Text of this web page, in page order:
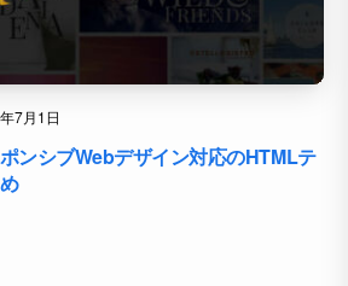
7月1日
ンシブWebデザイン対応のHTMLテ